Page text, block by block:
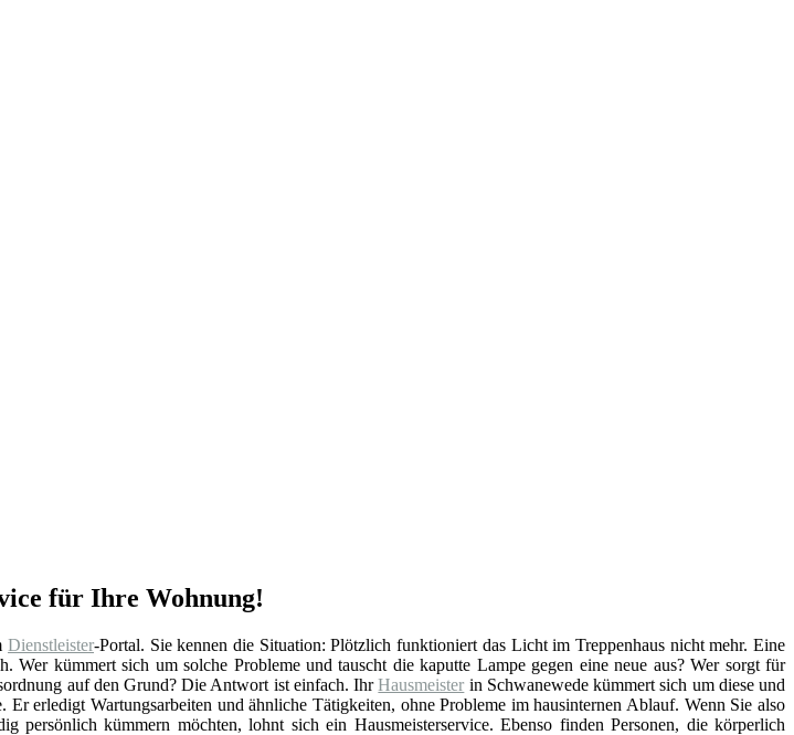
für Ihre Wohnung!
Dienstleister-Portal. Sie kennen die Situation: Plötzlich funktioniert das Licht im Treppenhaus nicht mehr. Eine
kümmert sich um solche Probleme und tauscht die kaputte Lampe gegen eine neue aus? Wer sorgt für
auf den Grund? Die Antwort ist einfach. IhrHausmeister in Schwanewede kümmert sich um diese und
erledigt Wartungsarbeiten und ähnliche Tätigkeiten, ohne Probleme im hausinternen Ablauf. Wenn Sie also
persönlich kümmern möchten, lohnt sich ein Hausmeisterservice. Ebenso finden Personen, die körperlich